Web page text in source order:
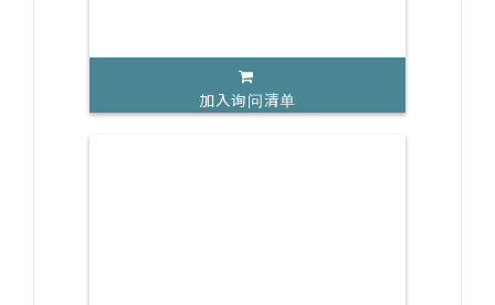
加入询问清单